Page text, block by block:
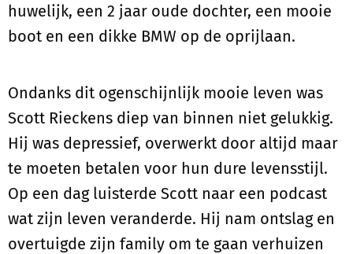
huwelijk, een 2 jaar oude dochter, een mooie
boot en een dikke BMW op de oprijlaan.
Ondanks dit ogenschijnlijk mooie leven was
Scott Rieckens diep van binnen niet gelukkig.
Hij was depressief, overwerkt door altijd maar
te moeten betalen voor hun dure levensstijl.
Op een dag luisterde Scott naar een podcast
wat zijn leven veranderde. Hij nam ontslag en
overtuigde zijn family om te gaan verhuizen